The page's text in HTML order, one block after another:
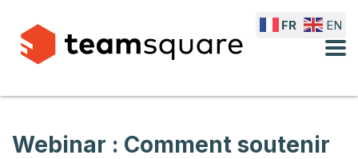
Webinar : Comment soutenir
FR EN